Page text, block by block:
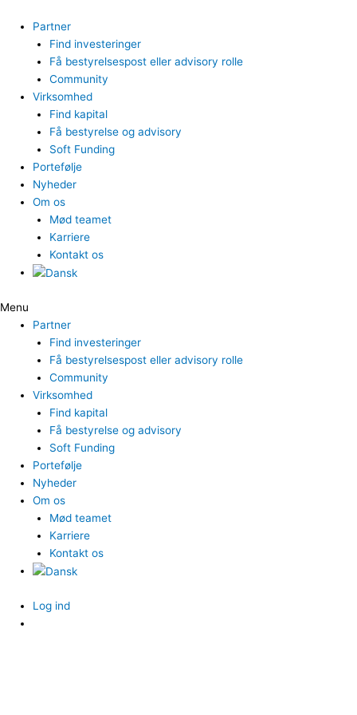
indholdet
Partner
Find investeringer
Få bestyrelsespost eller advisory rolle
Community
Virksomhed
Find kapital
Få bestyrelse og advisory
Soft Funding
Portefølje
Nyheder
Om os
Mød teamet
Karriere
Kontakt os
Menu
Partner
Find investeringer
Få bestyrelsespost eller advisory rolle
Community
Virksomhed
Find kapital
Få bestyrelse og advisory
Soft Funding
Portefølje
Nyheder
Om os
Mød teamet
Karriere
Kontakt os
Log ind